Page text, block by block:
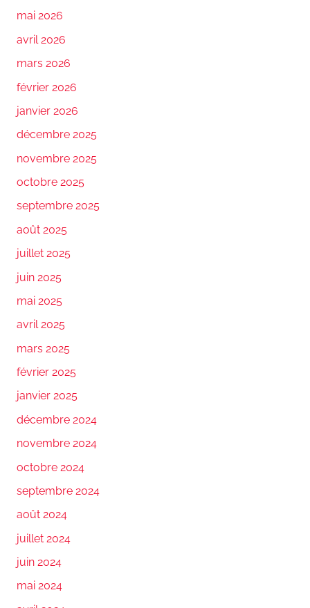
mai 2026
avril 2026
mars 2026
février 2026
janvier 2026
décembre 2025
novembre 2025
octobre 2025
septembre 2025
août 2025
juillet 2025
juin 2025
mai 2025
avril 2025
mars 2025
février 2025
janvier 2025
décembre 2024
novembre 2024
octobre 2024
septembre 2024
août 2024
juillet 2024
juin 2024
mai 2024